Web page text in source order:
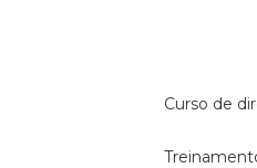
curso de